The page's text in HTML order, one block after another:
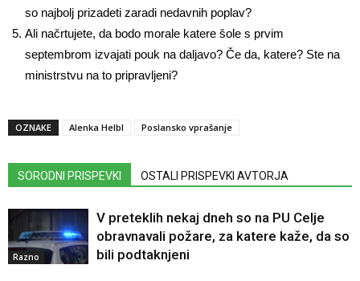
so najbolj prizadeti zaradi nedavnih poplav?
Ali načrtujete, da bodo morale katere šole s prvim
septembrom izvajati pouk na daljavo? Če da, katere? Ste na
ministrstvu na to pripravljeni?
OZNAKE Alenka Helbl Poslansko vprašanje
SORODNI PRISPEVKI OSTALI PRISPEVKI AVTORJA
Razno
V preteklih nekaj dneh so na PU Celje
obravnavali požare, za katere kaže, da so
bili podtaknjeni